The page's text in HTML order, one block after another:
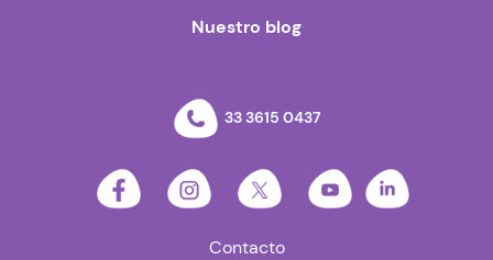
Nuestro blog
33 3615 0437
Contacto